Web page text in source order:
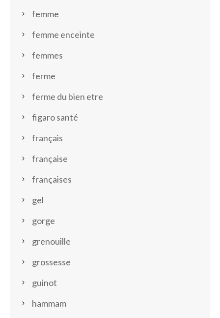
femme
femme enceinte
femmes
ferme
ferme du bien etre
figaro santé
français
française
françaises
gel
gorge
grenouille
grossesse
guinot
hammam